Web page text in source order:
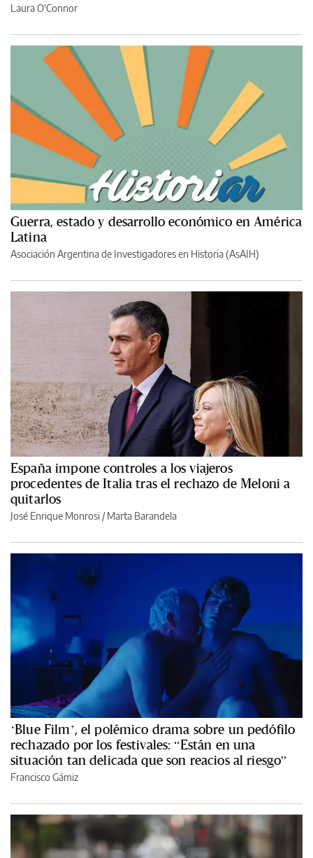
Laura O'Connor
Guerra, estado y desarrollo económico en América
Latina
Asociación Argentina de Investigadores en Historia (AsAIH)
España impone controles a los viajeros
procedentes de Italia tras el rechazo de Meloni a
quitarlos
José Enrique Monrosi / Marta Barandela
‘Blue Film’, el polémico drama sobre un pedófilo
rechazado por los festivales: “Están en una
situación tan delicada que son reacios al riesgo”
Francisco Gámiz